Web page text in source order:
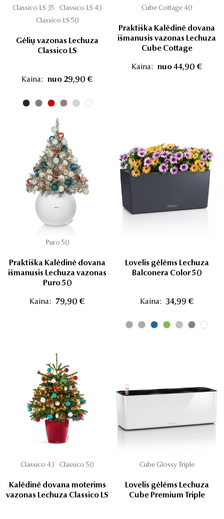
Classico LS 35
Classico LS 43
Classico LS 50
Gėlių vazonas Lechuza
Classico LS
Kaina: nuo 29,90 €
Cube Cottage 40
Praktiška Kalėdinė dovana
išmanusis vazonas Lechuza
Cube Cottage
Kaina: nuo 44,90 €
Puro 50
Praktiška Kalėdinė dovana
išmanusis Lechuza vazonas
Puro 50
Kaina: 79,90 €
Lovelis gėlėms Lechuza
Balconera Color 50
Kaina: 34,99 €
Classico 43 Classico 50
Kalėdinė dovana moterims
vazonas Lechuza Classico LS
Cube Glossy Triple
Lovelis gėlėms Lechuza
Cube Premium Triple